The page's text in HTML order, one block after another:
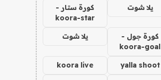
يلا شوت
كورة ستار -
koora-star
كورة جول -
koora-goal
يلا شوت
yalla shoot
koora live